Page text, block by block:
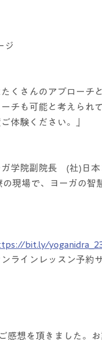
ジ
たくさんのアプロー
チも可能と考えられ
体験ください。」
学院副院長　(社)日
の現場で、ヨーガの
bit.ly/
ラインレッスン予約
感想を頂きました。